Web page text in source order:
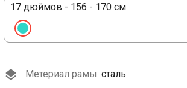
17 дюймов - 156 - 170 см
Метериал рамы: сталь